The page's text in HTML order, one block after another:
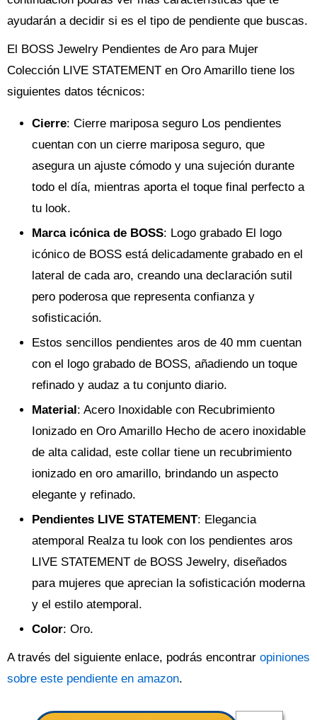
ayudarán a decidir si es el tipo de pendiente que buscas.
El BOSS Jewelry Pendientes de Aro para Mujer
Colección LIVE STATEMENT en Oro Amarillo tiene los
siguientes datos técnicos:
Cierre: Cierre mariposa seguro Los pendientes
cuentan con un cierre mariposa seguro, que
asegura un ajuste cómodo y una sujeción durante
todo el día, mientras aporta el toque final perfecto a
tu look.
Marca icónica de BOSS: Logo grabado El logo
icónico de BOSS está delicadamente grabado en el
lateral de cada aro, creando una declaración sutil
pero poderosa que representa confianza y
sofisticación.
Estos sencillos pendientes aros de 40 mm cuentan
con el logo grabado de BOSS, añadiendo un toque
refinado y audaz a tu conjunto diario.
Material: Acero Inoxidable con Recubrimiento
Ionizado en Oro Amarillo Hecho de acero inoxidable
de alta calidad, este collar tiene un recubrimiento
ionizado en oro amarillo, brindando un aspecto
elegante y refinado.
Pendientes LIVE STATEMENT: Elegancia
atemporal Realza tu look con los pendientes aros
LIVE STATEMENT de BOSS Jewelry, diseñados
para mujeres que aprecian la sofisticación moderna
y el estilo atemporal.
Color: Oro.
A través del siguiente enlace, podrás encontrar opiniones
sobre este pendiente en amazon.